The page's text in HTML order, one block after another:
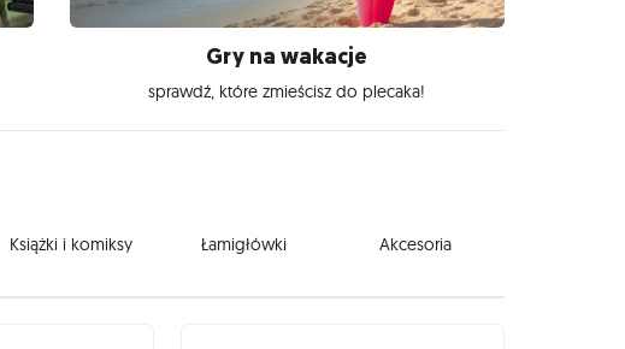
Gry na wakacje
sprawdź, które zmieścisz do plecaka!
Książki i komiksy Łamigłówki Akcesoria